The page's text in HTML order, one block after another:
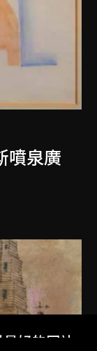
噴泉廣
好的网站